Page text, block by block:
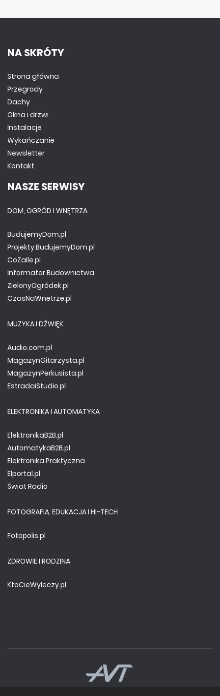
NA SKRÓTY
Strona główna
Przegrody
Dachy
Okna i drzwi
Instalacje
Wykańczanie
Newsletter
Kontakt
NASZE SERWISY
DOM, OGRÓD I WNĘTRZA
BudujemyDom.pl
Projekty.BudujemyDom.pl
CoZaIle.pl
Informator Budownictwa
ZielonyOgródek.pl
CzasNaWnetrze.pl
MUZYKA I DŹWIĘK
Audio.com.pl
MagazynGitarzysta.pl
MagazynPerkusista.pl
EstradaiStudio.pl
ELEKTRONIKA I AUTOMATYKA
ElektronikaB2B.pl
AutomatykaB2B.pl
Elektronika Praktyczna
Elportal.pl
Świat Radio
FOTOGRAFIA, EDUKACJA I HI-TECH
Fotopolis.pl
ZDROWIE I RODZINA
KtoCieWyleczy.pl